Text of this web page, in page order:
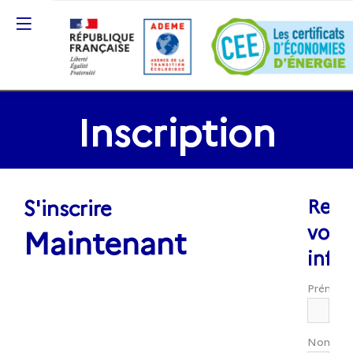
Inscription
S'inscrire
Maintenant
vos
Prénom
Nom